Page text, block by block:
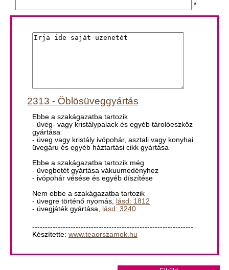
*
2313 - Öblösüveggyártás
Ebbe a szakágazatba tartozik
- üveg- vagy kristálypalack és egyéb tárolóeszköz
gyártása
- üveg vagy kristály ivópohár, asztali vagy konyhai
üvegáru és egyéb háztartási cikk gyártása
Ebbe a szakágazatba tartozik még
- üvegbetét gyártása vákuumedényhez
- ivópohár vésése és egyéb díszítése
Nem ebbe a szakágazatba tartozik
- üvegre történő nyomás, lásd: 1812
- üvegjáték gyártása, lásd: 3240
---------------------------------------------------------------
Készítette: www.teaorszamok.hu